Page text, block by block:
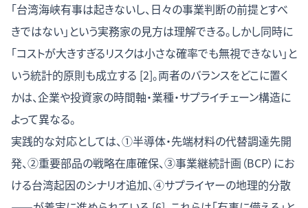
「台湾海峡有事は起きないし、日々の事業判断の前提とすべ
きではない」という実務家の見方は理解できる。しかし同時に
「コストが大きすぎるリスクは小さな確率でも無視できない」と
いう統計的原則も成立する [2]。両者のバランスをどこに置く
かは、企業や投資家の時間軸・業種・サプライチェーン構造に
よって異なる。
実践的な対応としては、①半導体・先端材料の代替調達先開
発、②重要部品の戦略在庫確保、③事業継続計画（BCP）にお
ける台湾起因のシナリオ追加、④サプライヤーの地理的分散